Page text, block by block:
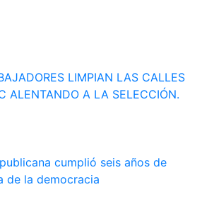
LIMPIAN LAS CALLES
ALENTANDO A LA SELECCIÓN.
cumplió seis años de
de la democracia